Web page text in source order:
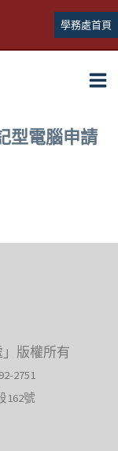
學務處首頁
型電腦申請
版權所有
2751
162號